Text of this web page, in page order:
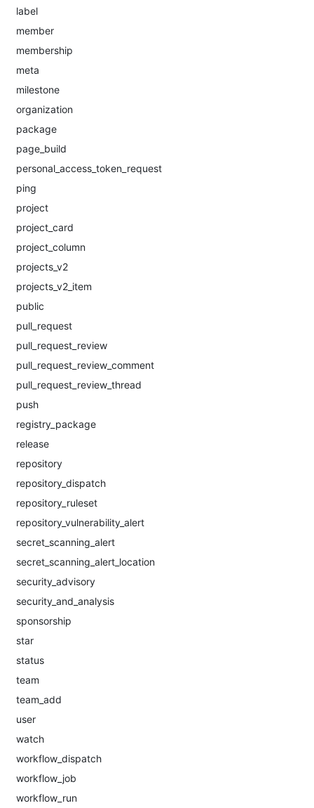
label
member
membership
meta
milestone
organization
package
page_build
personal_access_token_request
ping
project
project_card
project_column
projects_v2
projects_v2_item
public
pull_request
pull_request_review
pull_request_review_comment
pull_request_review_thread
push
registry_package
release
repository
repository_dispatch
repository_ruleset
repository_vulnerability_alert
secret_scanning_alert
secret_scanning_alert_location
security_advisory
security_and_analysis
sponsorship
star
status
team
team_add
user
watch
workflow_dispatch
workflow_job
workflow_run